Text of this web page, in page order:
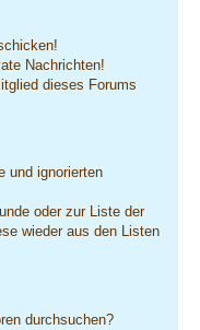
Nachrichten!
dieses Forums
und ignorierten
oder zur Liste der
wieder aus den Listen
durchsuchen?